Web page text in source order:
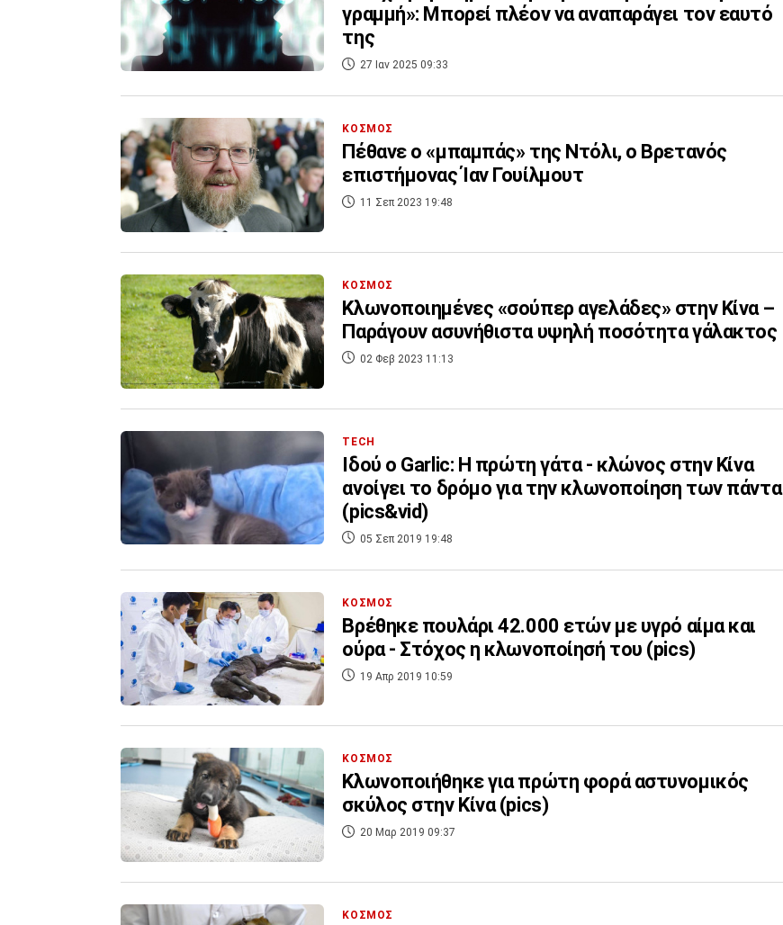
γραμμή»: Μπορεί πλέον να αναπαράγει τον εαυτό
της
27 Ιαν 2025 09:33
ΚΟΣΜΟΣ
Πέθανε ο «μπαμπάς» της Ντόλι, ο Βρετανός
επιστήμονας Ίαν Γουίλμουτ
11 Σεπ 2023 19:48
ΚΟΣΜΟΣ
Κλωνοποιημένες «σούπερ αγελάδες» στην Κίνα –
Παράγουν ασυνήθιστα υψηλή ποσότητα γάλακτος
02 Φεβ 2023 11:13
TECH
Ιδού ο Garlic: Η πρώτη γάτα - κλώνος στην Κίνα
ανοίγει το δρόμο για την κλωνοποίηση των πάντα
(pics&vid)
05 Σεπ 2019 19:48
ΚΟΣΜΟΣ
Βρέθηκε πουλάρι 42.000 ετών με υγρό αίμα και
ούρα - Στόχος η κλωνοποίησή του (pics)
19 Απρ 2019 10:59
ΚΟΣΜΟΣ
Κλωνοποιήθηκε για πρώτη φορά αστυνομικός
σκύλος στην Κίνα (pics)
20 Μαρ 2019 09:37
ΚΟΣΜΟΣ